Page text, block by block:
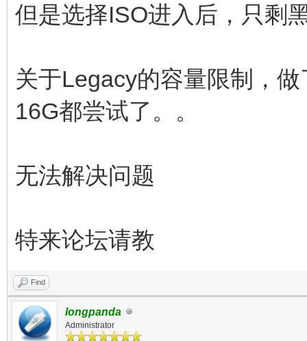
但是选择ISO进入后，只剩
关于Legacy的容量限制，
16G都尝试了。。
无法解决问题
特来论坛请教
Find
longpanda
Administrator